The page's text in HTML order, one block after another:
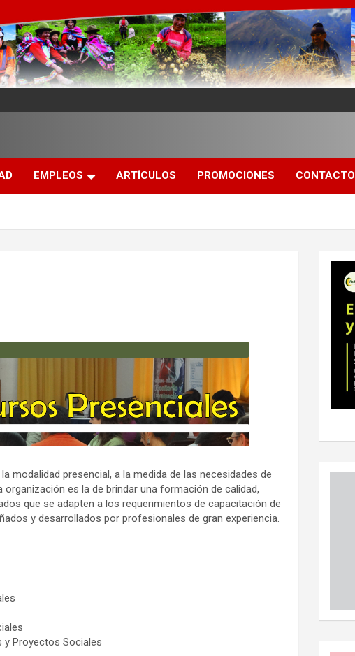
EMPLEOS ARTÍCULOS PROMOCIONES CONTACTO
modalidad presencial, a la medida de las necesidades de
es la de brindar una formación de calidad,
que se adapten a los requerimientos de capacitación de
y desarrollados por profesionales de gran experiencia.
y Proyectos Sociales